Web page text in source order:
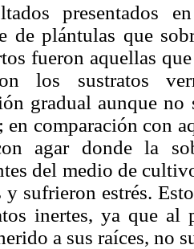
presentados
de plántulas que
fueron aquellas
los sustratos
gradual aunque no
en comparación con
agar donde la
del medio de
y sufrieron estrés.
inertes, ya que al
a sus raíces, no